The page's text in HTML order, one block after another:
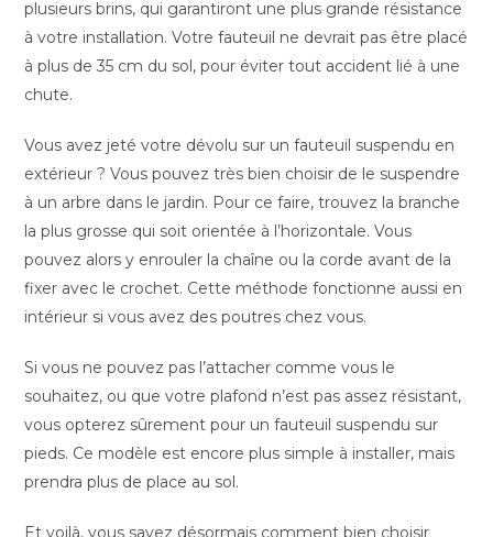
plusieurs brins, qui garantiront une plus grande résistance
à votre installation. Votre fauteuil ne devrait pas être placé
à plus de 35 cm du sol, pour éviter tout accident lié à une
chute.
Vous avez jeté votre dévolu sur un fauteuil suspendu en
extérieur ? Vous pouvez très bien choisir de le suspendre
à un arbre dans le jardin. Pour ce faire, trouvez la branche
la plus grosse qui soit orientée à l’horizontale. Vous
pouvez alors y enrouler la chaîne ou la corde avant de la
fixer avec le crochet. Cette méthode fonctionne aussi en
intérieur si vous avez des poutres chez vous.
Si vous ne pouvez pas l’attacher comme vous le
souhaitez, ou que votre plafond n’est pas assez résistant,
vous opterez sûrement pour un fauteuil suspendu sur
pieds. Ce modèle est encore plus simple à installer, mais
prendra plus de place au sol.
Et voilà, vous savez désormais comment bien choisir